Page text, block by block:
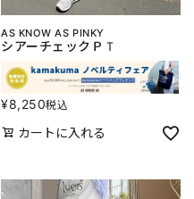
AS KNOW AS PINKY
シアーチェックＰＴ
¥8,250税込
カートに入れる